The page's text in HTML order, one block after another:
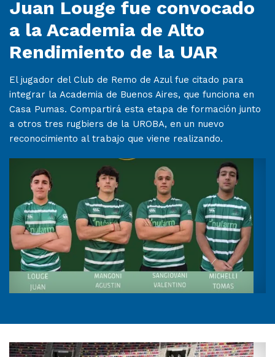
Juan Louge fue convocado
a la Academia de Alto
Rendimiento de la UAR
El jugador del Club de Remo de Azul fue citado para
integrar la Academia de Buenos Aires, que funciona en
Casa Pumas. Compartirá esta etapa de formación junto
a otros tres rugbiers de la UROBA, en un nuevo
reconocimiento al trabajo que viene realizando.